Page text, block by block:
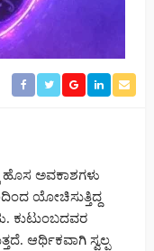
ಹೊಸ ಅವಕಾಶಗಳು
ಯೋಚಿಸುತ್ತಿದ್ದ
ಕುಟುಂಬದವರ
ಆರ್ಥಿಕವಾಗಿ ಸ್ವಲ್ಪ